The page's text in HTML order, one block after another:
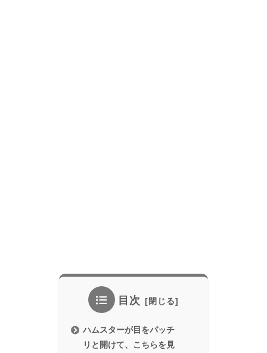
目次
ハムスターが目をパッチ
リと開けて、こちらを見